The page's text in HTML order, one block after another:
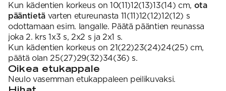
Kun kädentien korkeus on 10(11)12(13)13(14) cm, ota
pääntietä varten etureunasta 11(11)12(12)12(12) s
odottamaan esim. langalle. Päätä pääntien reunassa
joka 2. krs 1x3 s, 2x2 s ja 2x1 s.
Kun kädentien korkeus on 21(22)23(24)24(25) cm,
päätä olan 25(27)29(32)34(36) s.
Oikea etukappale
Neulo vasemman etukappaleen peilikuvaksi.